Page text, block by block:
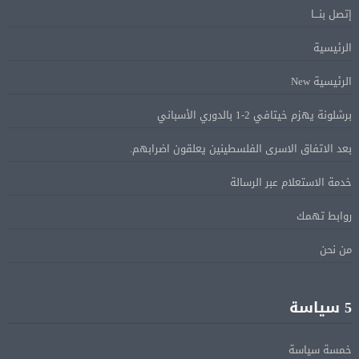
على روسيا لوقف الحرب بأوكرانيا
الإسرائيلية بالقدس.. ويطلق تحركا دوليا لوقفها
قاسية
الكامل مع اليونان في مواجهة تداعيات حرائق الغابات
الرئيس السيسى يستقبل ملك البحرين فى مطار العلمين
فى زيارة لتعزيز أواصر الأخوة الراسخة بين البلدين
الشقيقين
إتصل بنـــا
الرئيسية
الرئيسية New
برشلونة يهزم خيتافي 2-1 بالدوري الأسباني
بعد الاتفاق الاسرى الفلسطينين يعلقون اضرابهم.
خدمة الاستعلام عبر الرسالة
روابط تهمك
من نحن
5 سياسة
خمسة سياسة